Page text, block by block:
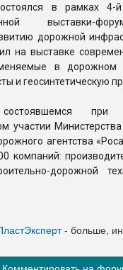
в рамках 4-
выставки-
дорожной
на выставке
в дорожном
и геосинтетическую
при
участии
агентства
компаний:
дорожной
- больше,